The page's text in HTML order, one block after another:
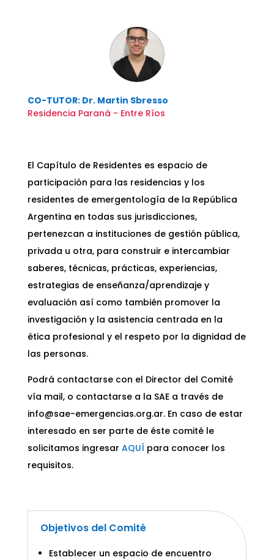
CO-TUTOR: Dr. Martin Sbresso
Residencia Paraná - Entre Ríos
El Capítulo de Residentes es espacio de
participación para las residencias y los
residentes de emergentología de la República
Argentina en todas sus jurisdicciones,
pertenezcan a instituciones de gestión pública,
privada u otra, para construir e intercambiar
saberes, técnicas, prácticas, experiencias,
estrategias de enseñanza/aprendizaje y
evaluación así como también promover la
investigación y la asistencia centrada en la
ética profesional y el respeto por la dignidad de
las personas.
Podrá contactarse con el Director del Comité
vía mail, o contactarse a la SAE a través de
info@sae-emergencias.org.ar. En caso de estar
interesado en ser parte de éste comité le
solicitamos ingresar AQUÍ para conocer los
requisitos.
Objetivos del Comité
Establecer un espacio de encuentro